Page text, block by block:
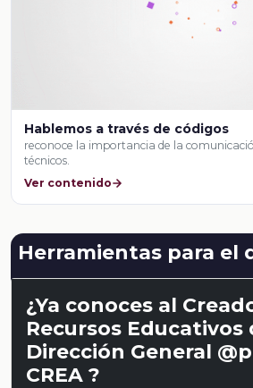
Hablemos a través de códigos
reconoce la importancia de la
técnicos.
Ver contenido
Herramientas para el
¿Ya conoces al
Recursos Educativos
Dirección General
CREA ?